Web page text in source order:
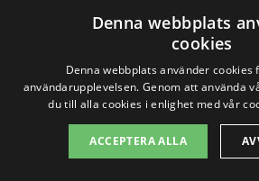
Långenäs kan det vara bra
på närliggande städer för
alternativ. Du kan
företag i följande områden:
Denna webbplats
cookies
Denna webbplats använder
användarupplevelsen. Genom att använda
du till alla cookies i enlighet med vår
ACCEPTERA ALLA